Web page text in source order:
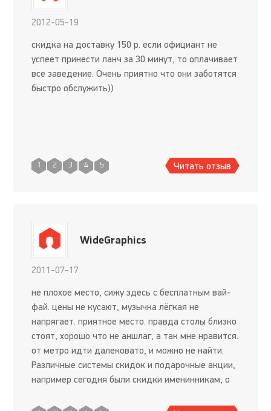
2012-05-19
скидка на доставку 150 р. если официант не
успеет принести ланч за 30 минут, то оплачивает
все заведение. Очень приятно что они заботятся
быстро обслужить))
1 2 3 4 5 Читать отзыв
WideGraphics
2011-07-17
не плохое место, сижу здесь с бесплатным вай-
фай. цены не кусают, музычка лёгкая не
напрягает. приятное место. правда столы близко
стоят, хорошо что не аншлаг, а так мне нравится.
от метро идти далековато, и можно не найти.
Различные системы скидок и подарочные акции,
например сегодня были скидки именинникам, о
не промолчали